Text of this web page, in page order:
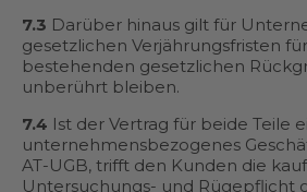
7.3 Darüber hinaus gilt für
gesetzlichen Verjährungsfristen
bestehenden gesetzlichen
unberührt bleiben.
7.4 Ist der Vertrag für beide Teile
unternehmensbezogenes
AT-UGB, trifft den Kunden die
Untersuchungs- und Rügepflicht